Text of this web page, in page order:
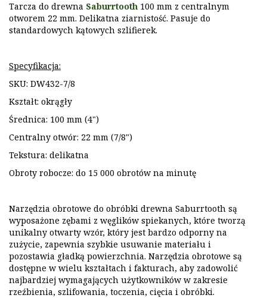
Tarcza do drewna Saburrtooth 100 mm z centralnym
otworem 22 mm. Delikatna ziarnistość. Pasuje do
standardowych kątowych szlifierek.
Specyfikacja:
SKU: DW432-7/8
Kształt: okrągły
Średnica: 100 mm (4")
Centralny otwór: 22 mm (7/8")
Tekstura: delikatna
Obroty robocze: do 15 000 obrotów na minutę
Narzędzia obrotowe do obróbki drewna Saburrtooth są
wyposażone zębami z węglików spiekanych, które tworzą
unikalny otwarty wzór, który jest bardzo odporny na
zużycie, zapewnia szybkie usuwanie materiału i
pozostawia gładką powierzchnia. Narzędzia obrotowe są
dostępne w wielu kształtach i fakturach, aby zadowolić
najbardziej wymagających użytkowników w zakresie
rzeźbienia, szlifowania, toczenia, cięcia i obróbki.